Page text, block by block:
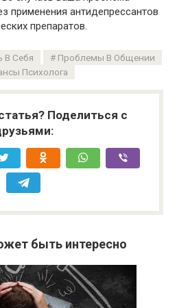
применения антидепрессантов
препаратов.
В Себя
Проблемы В Общении
Психолога
Поделиться с
быть интересно